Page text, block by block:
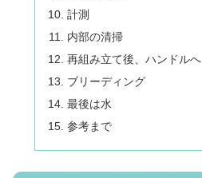
計測
内部の清掃
再組み立て後、ハンドルへ
ブリーディング
最後は水
参考まで